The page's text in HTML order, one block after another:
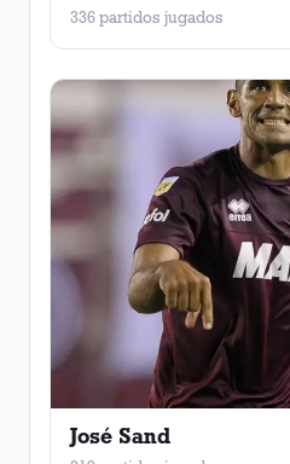
336 partidos jugados
José Sand